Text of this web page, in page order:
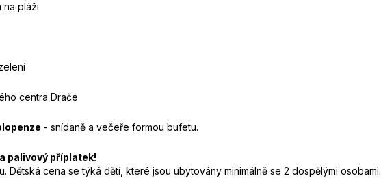
na pláži
centra Drače
- snídaně a večeře formou bufetu.
palivový příplatek!
Dětská cena se týká dětí, které jsou ubytovány minimálně se 2 dospělými osobami.